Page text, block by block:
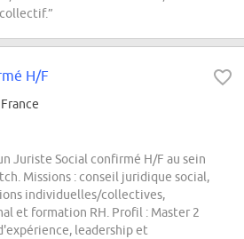
H/F
Juriste Social confirmé H/F au sein
Missions : conseil juridique social,
individuelles/collectives,
et formation RH. Profil : Master 2
leadership et